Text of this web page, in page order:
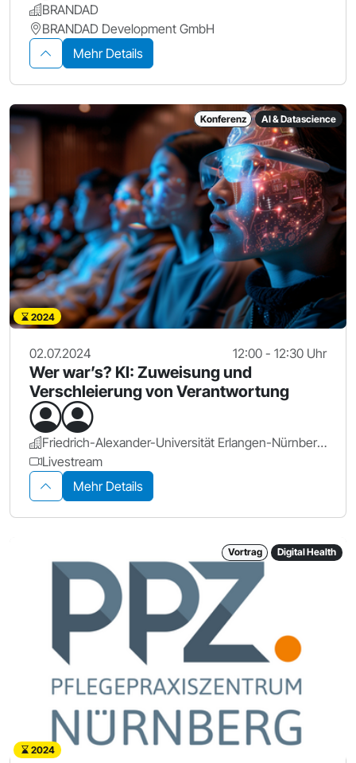
BRANDAD
BRANDAD Development GmbH
Mehr Details
Konferenz AI & Datascience
2024
02.07.2024 12:00 - 12:30 Uhr
Wer war’s? KI: Zuweisung und
Verschleierung von Verantwortung
Friedrich-Alexander-Universität Erlangen-Nürnberg.
Livestream
Mehr Details
Vortrag Digital Health
2024